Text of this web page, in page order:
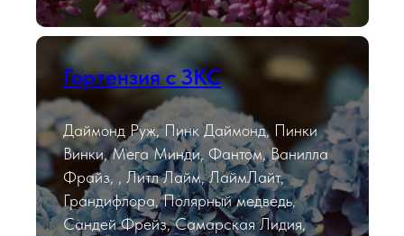
Гортензия с ЗКС
Даймонд Руж, Пинк Даймонд, Пинки
Винки, Мега Минди, Фантом, Ванилла
Фрайз, , Литл Лайм, ЛаймЛайт,
Грандифлора, Полярный медведь,
Сандей Фрейз, Самарская Лидия,